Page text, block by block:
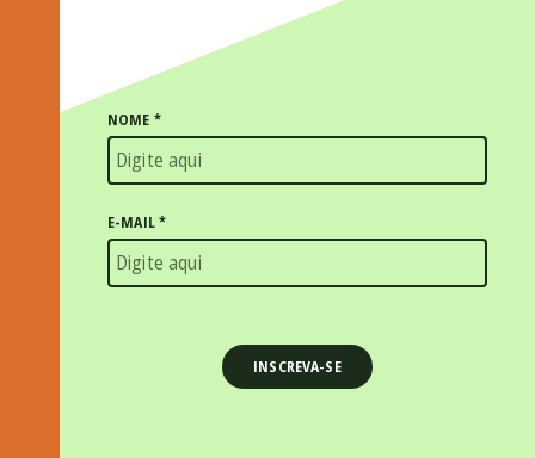
NOME *
E-MAIL*